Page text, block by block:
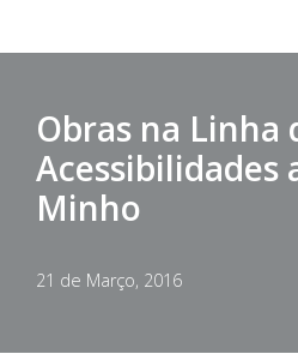
conteúdo
Obras na Linha
Acessibilidades
Minho
21 de Março, 2016